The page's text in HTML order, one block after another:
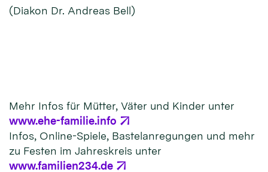
(Diakon Dr. Andreas Bell)
Mehr Infos für Mütter, Väter und Kinder unter
www.ehe-familie.info
Infos, Online-Spiele, Bastelanregungen und mehr
zu Festen im Jahreskreis unter
www.familien234.de